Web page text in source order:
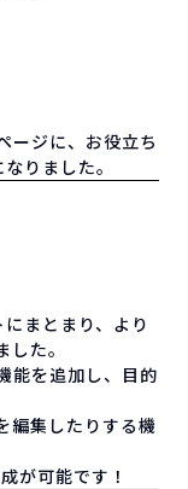
ージに、お役立ち
りました。
まとまり、より
た。
能を追加し、目的
編集したりする機
が可能です！